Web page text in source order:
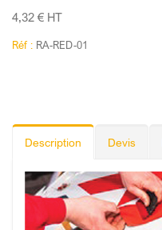
4,32 € HT
Réf : RA-RED-01
Description Devis